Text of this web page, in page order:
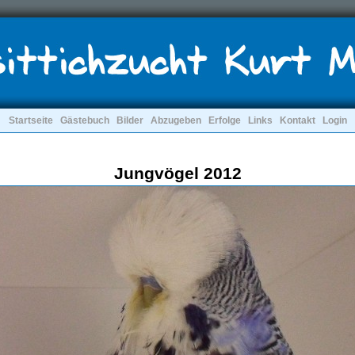
Startseite Gästebuch Bilder AbzugebenErfolge Links Kontakt Login
Jungvögel 2012